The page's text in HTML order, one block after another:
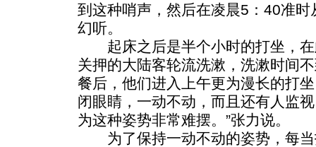
到这种哨声，然后在凌晨5：40准
幻听。
起床之后是半个小时的打坐，在
关押的大陆客轮流洗漱，洗漱时间
餐后，他们进入上午更为漫长的打
闭眼睛，一动不动，而且还有人监
为这种姿势非常难摆。”张力说。
为了保持一动不动的姿势，每当